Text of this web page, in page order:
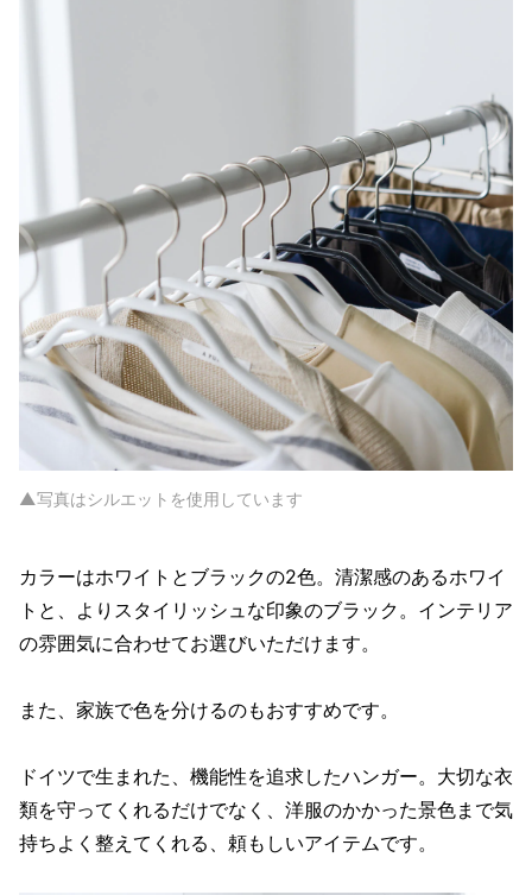
▲写真はシルエットを使用しています
カラーはホワイトとブラックの2色。清潔感のあるホワイ
トと、よりスタイリッシュな印象のブラック。インテリア
の雰囲気に合わせてお選びいただけます。
また、家族で色を分けるのもおすすめです。
ドイツで生まれた、機能性を追求したハンガー。大切な衣
類を守ってくれるだけでなく、洋服のかかった景色まで気
持ちよく整えてくれる、頼もしいアイテムです。